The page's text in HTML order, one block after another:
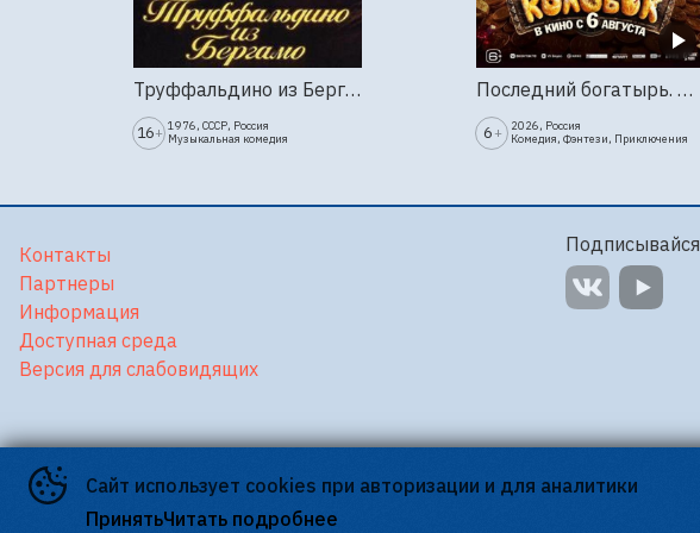
Труффальдино из Бергамо (1976г., Ленфильм, 2 серии)
16+ 1976, СССР, Россия
Музыкальная комедия
Последний богатырь. Колобок
6 +
2026, Россия
Комедия, Фэнтези, Приключения
Сайт использует cookies при авторизации и для аналитики
ПринятьЧитать подробнее
Контакты
Партнеры
Информация
Доступная среда
Версия для слабовидящих
Подписывайся